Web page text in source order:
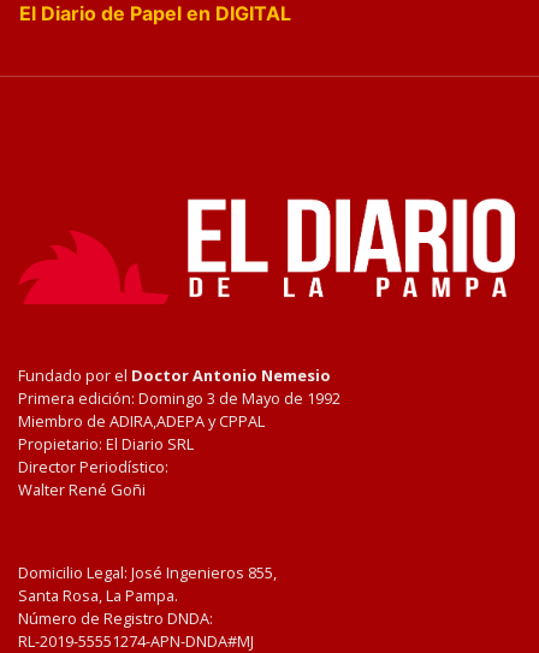
El Diario de Papel en DIGITAL
Fundado por el Doctor Antonio Nemesio
Primera edición: Domingo 3 de Mayo de 1992
Miembro de ADIRA,ADEPA y CPPAL
Propietario: El Diario SRL
Director Periodístico:
Walter René Goñi
Domicilio Legal: José Ingenieros 855,
Santa Rosa, La Pampa.
Número de Registro DNDA:
RL-2019-55551274-APN-DNDA#MJ